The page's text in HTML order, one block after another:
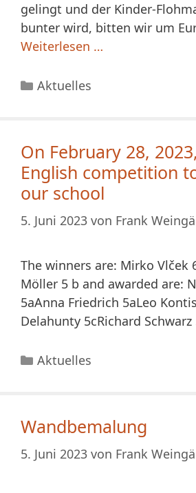
gelingt und der Kinder-
bunter wird, bitten wir um
Weiterlesen …
Kategorien
Aktuelles
On February 28,
English competition
our school
5. Juni 2023 von Frank
The winners are: Mirko Vlček
Möller 5 b and awarded are:
5aAnna Friedrich 5aLeo
Delahunty 5cRichard Schwarz
Kategorien
Aktuelles
Wandbemalung
5. Juni 2023 von Frank